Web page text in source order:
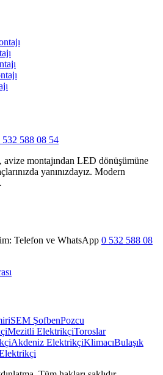
532 588 08 54
montajından LED dönüşümüne
yanınızdayız. Modern
Telefon ve WhatsApp 0 532 588 08
SEM ŞofbenPozcu
Mezitli ElektrikçiToroslar
Akdeniz ElektrikçiKlimacıBulaşık